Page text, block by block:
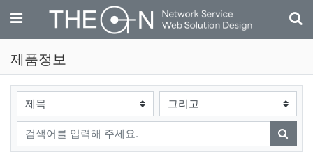
메뉴
제품정보
검색대상
검색어
검색